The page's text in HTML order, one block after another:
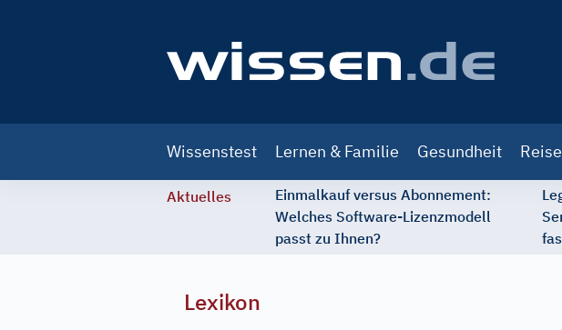
navigation
Wissenstest Lernen & Familie Gesundheit
Aktuelles
Einmalkauf versus Abonnement:
Welches Software-Lizenzmodell
passt zu Ihnen?
Lexikon